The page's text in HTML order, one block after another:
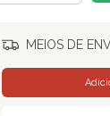
MEIOS DE